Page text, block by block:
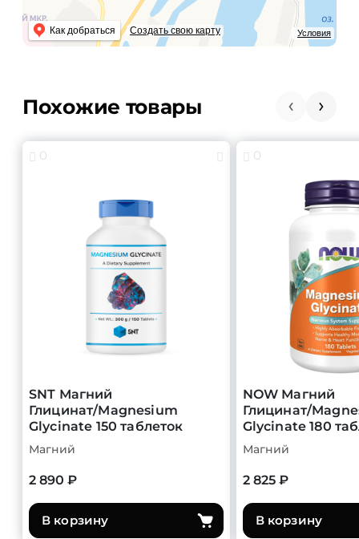
Условия
Как добраться Создать свою карту
Похожие товары
0
SNT Магний
Глицинат/Magnesium
Glycinate 150 таблеток
Магний
2 890 ₽
В корзину
0
NOW Магний
Глицинат/
Glycinate 180
Магний
2 825 ₽
В корзину